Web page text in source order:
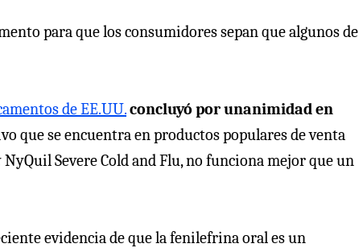
para que los consumidores sepan que algunos de
de EE.UU.concluyó por unanimidad en
que se encuentra en productos populares de venta
NyQuil Severe Cold and Flu, no funciona mejor que un
evidencia de que la fenilefrina oral es un